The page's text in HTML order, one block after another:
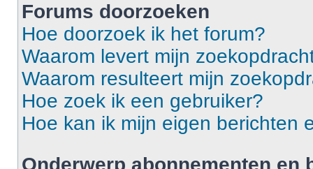
Forums doorzoeken
Hoe doorzoek ik het forum?
Waarom levert mijn
Waarom resulteert mijn
Hoe zoek ik een gebruiker?
Hoe kan ik mijn eigen berichten
Onderwerp abonnementen en